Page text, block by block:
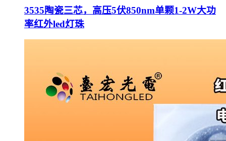
3535陶瓷三芯，高压5伏850nm单颗1-2W大功
率红外led灯珠